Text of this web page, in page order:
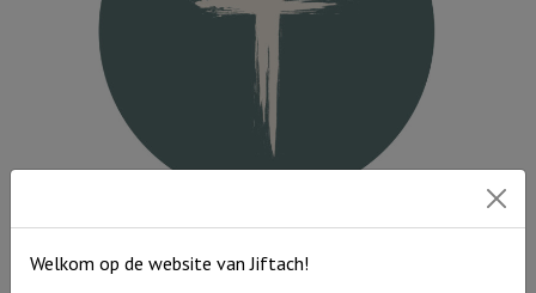
wolken
aantal
Muurcirkel Groen 25 cm – Kruis
9,95
Welkom op de website van Jiftach!